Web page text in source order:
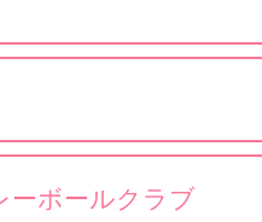
ーボールクラブ